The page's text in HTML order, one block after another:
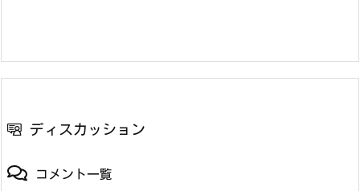
ディスカッション
コメント一覧